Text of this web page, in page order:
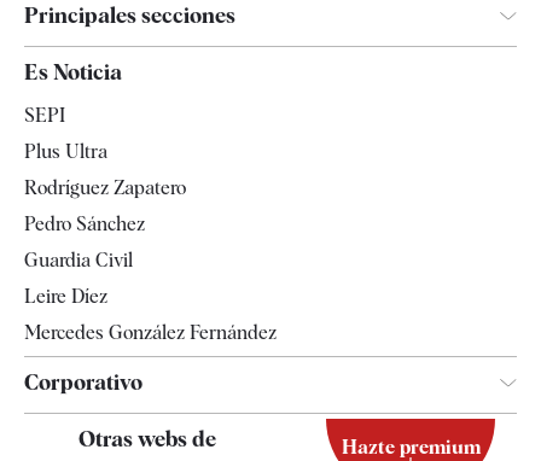
Principales secciones
España
Televisión
Es Noticia
SEPI
Plus Ultra
Rodríguez Zapatero
Pedro Sánchez
Guardia Civil
Leire Díez
Mercedes González Fernández
Corporativo
Contacto
Otras webs de Hazte premium